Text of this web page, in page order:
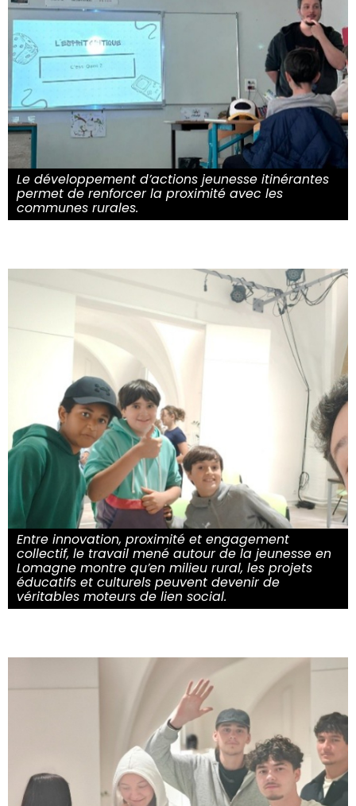
Le développement d’actions jeunesse itinérantes
permet de renforcer la proximité avec les
communes rurales.
Entre innovation, proximité et engagement
collectif, le travail mené autour de la jeunesse en
Lomagne montre qu’en milieu rural, les projets
éducatifs et culturels peuvent devenir de
véritables moteurs de lien social.